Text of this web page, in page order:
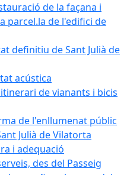
de la façana i
parcel.la de l'edifici de
definitiu de Sant Julià de
acústica
de vianants i bicis
de l'enllumenat públic
Julià de Vilatorta
i adequació
des del Passeig